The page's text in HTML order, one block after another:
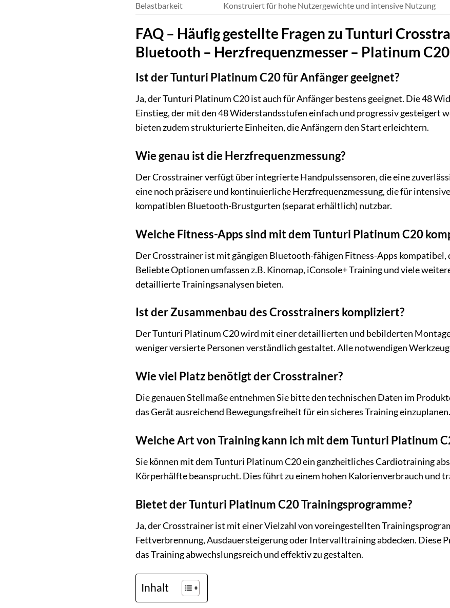
Belastbarkeit
Konstruiert für hohe Nutzergewichte und intensive Nutzung
FAQ – Häufig gestellte Fragen zu Tunturi
Bluetooth – Herzfrequenzmesser – Platinum C20
Ist der Tunturi Platinum C20 für Anfänger geeignet?
Ja, der Tunturi Platinum C20 ist auch für Anfänger bestens geeignet. Die 48
Einstieg, der mit den 48 Widerstandsstufen einfach und progressiv gesteigert
bieten zudem strukturierte Einheiten, die Anfängern den Start erleichtern.
Wie genau ist die Herzfrequenzmessung?
Der Crosstrainer verfügt über integrierte Handpulssensoren, die eine
eine noch präzisere und kontinuierliche Herzfrequenzmessung, die für
kompatiblen Bluetooth-Brustgurten (separat erhältlich) nutzbar.
Welche Fitness-Apps sind mit dem Tunturi Platinum C20
Der Crosstrainer ist mit gängigen Bluetooth-fähigen Fitness-Apps
Beliebte Optionen umfassen z.B. Kinomap, iConsole+ Training und viele
detaillierte Trainingsanalysen bieten.
Ist der Zusammenbau des Crosstrainers kompliziert?
Der Tunturi Platinum C20 wird mit einer detaillierten und bebilderten
weniger versierte Personen verständlich gestaltet. Alle notwendigen
Wie viel Platz benötigt der Crosstrainer?
Die genauen Stellmaße entnehmen Sie bitte den technischen Daten im
das Gerät ausreichend Bewegungsfreiheit für ein sicheres Training einzuplanen.
Welche Art von Training kann ich mit dem Tunturi Platinum
Sie können mit dem Tunturi Platinum C20 ein ganzheitliches Cardiotraining
Körperhälfte beansprucht. Dies führt zu einem hohen Kalorienverbrauch und
Bietet der Tunturi Platinum C20 Trainingsprogramme?
Ja, der Crosstrainer ist mit einer Vielzahl von voreingestellten
Fettverbrennung, Ausdauersteigerung oder Intervalltraining abdecken. Diese
das Training abwechslungsreich und effektiv zu gestalten.
Inhalt